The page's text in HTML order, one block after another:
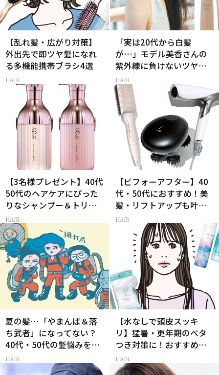
【乱れ髪・広がり対策】
外出先で即ツヤ髪になれ
る多機能携帯ブラシ4選
HAIR
「実は20代から白髪
が…」モデル美香さんの
紫外線に負けないツヤ美
髪ケア
HAIR
【3名様プレゼント】40代
50代のヘアケアにぴった
りなシャンプー＆トリー
トメントで、うねり悩み
に対処！
HAIR
【ビフォーアフター】40
代・50代におすすめ！美
髪・リフトアップも叶う
最新ヘアケア家電3選
HAIR
夏の髪…「やまんば＆落
ち武者」になってない？
40代・50代の髪悩みをレ
スキューする裏ワザ
HAIR
【水なしで頭皮スッキ
リ】猛暑・更年期のベタ
つき対策に！おすすめ最
新ドライシャンプー4選
HAIR